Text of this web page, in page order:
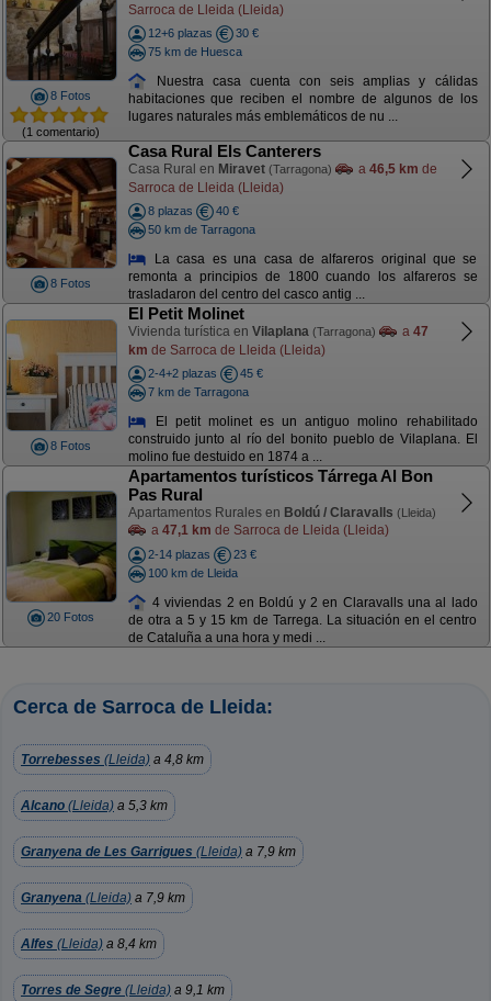
8 Fotos
(1 comentario)
Sarroca de Lleida (Lleida)
12+6 plazas
30 €
75 km de Huesca
Nuestra casa cuenta con seis amplias y cálidas
habitaciones que reciben el nombre de algunos de los
lugares naturales más emblemáticos de nu ...
8 Fotos
Casa Rural Els Canterers
Casa Rural en Miravet (Tarragona) a 46,5 km de
Sarroca de Lleida (Lleida)
8 plazas
40 €
50 km de Tarragona
La casa es una casa de alfareros original que se
remonta a principios de 1800 cuando los alfareros se
trasladaron del centro del casco antig ...
8 Fotos
El Petit Molinet
Vivienda turística en Vilaplana (Tarragona) a 47
km de Sarroca de Lleida (Lleida)
2-4+2 plazas
45 €
7 km de Tarragona
El petit molinet es un antiguo molino rehabilitado
construido junto al río del bonito pueblo de Vilaplana. El
molino fue destuido en 1874 a ...
20 Fotos
Apartamentos turísticos Tárrega Al Bon
Pas Rural
Apartamentos Rurales en Boldú / Claravalls (Lleida)
a 47,1 km de Sarroca de Lleida (Lleida)
2-14 plazas
23 €
100 km de Lleida
4 viviendas 2 en Boldú y 2 en Claravalls una al lado
de otra a 5 y 15 km de Tarrega. La situación en el centro
de Cataluña a una hora y medi ...
Cerca de Sarroca de Lleida:
Torrebesses (Lleida) a 4,8 km
Alcano (Lleida) a 5,3 km
Granyena de Les Garrigues (Lleida) a 7,9 km
Granyena (Lleida) a 7,9 km
Alfes (Lleida) a 8,4 km
Torres de Segre (Lleida) a 9,1 km